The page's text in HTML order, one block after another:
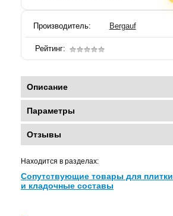
Производитель: Bergauf
Рейтинг:
Описание
Параметры
Отзывы
Находится в разделах:
Сопутствующие товары для плитки
и кладочные составы